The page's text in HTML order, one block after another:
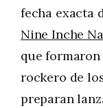
fecha exacta
Nine Inche
que
rockero de
preparan